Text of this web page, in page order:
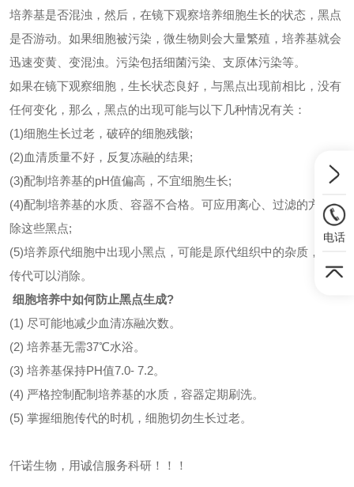
培养基是否混浊，然后，在镜下观察培养细胞生长的状态，黑点
是否游动。如果细胞被污染，微生物则会大量繁殖，培养基就会
迅速变黄、变混浊。污染包括细菌污染、支原体污染等。
如果在镜下观察细胞，生长状态良好，与黑点出现前相比，没有
任何变化，那么，黑点的出现可能与以下几种情况有关：
(1)细胞生长过老，破碎的细胞残骸;
(2)血清质量不好，反复冻融的结果;
(3)配制培养基的pH值偏高，不宜细胞生长;
(4)配制培养基的水质、容器不合格。可应用离心、过滤的方法去
除这些黑点;
(5)培养原代细胞中出现小黑点，可能是原代组织中的杂质，多次
传代可以消除。
细胞培养中如何防止黑点生成?
(1) 尽可能地减少血清冻融次数。
(2) 培养基无需37℃水浴。
(3) 培养基保持PH值7.0- 7.2。
(4) 严格控制配制培养基的水质，容器定期刷洗。
(5) 掌握细胞传代的时机，细胞切勿生长过老。
仟诺生物，用诚信服务科研！！！
电话